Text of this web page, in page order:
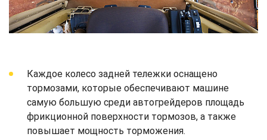
Каждое колесо задней тележки оснащено
тормозами, которые обеспечивают машине
самую большую среди автогрейдеров площадь
фрикционной поверхности тормозов, а также
повышает мощность торможения.